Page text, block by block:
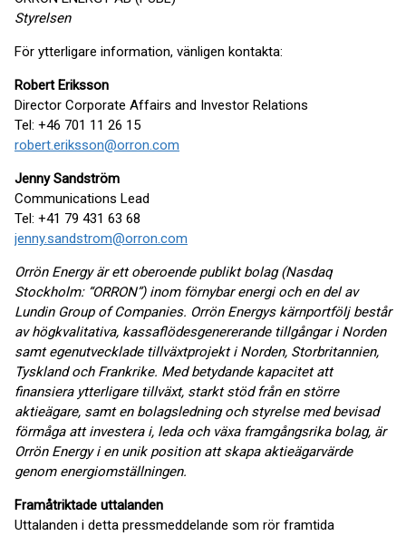
Styrelsen
För ytterligare information, vänligen kontakta:
Robert Eriksson
Director Corporate Affairs and Investor Relations
Tel: +46 701 11 26 15
robert.eriksson@orron.com
Jenny Sandström
Communications Lead
Tel: +41 79 431 63 68
jenny.sandstrom@orron.com
Orrön Energy är ett oberoende publikt bolag (Nasdaq
Stockholm: “ORRON”) inom förnybar energi och en del av
Lundin Group of Companies. Orrön Energys kärnportfölj består
av högkvalitativa, kassaflödesgenererande tillgångar i Norden
samt egenutvecklade tillväxtprojekt i Norden, Storbritannien,
Tyskland och Frankrike. Med betydande kapacitet att
finansiera ytterligare tillväxt, starkt stöd från en större
aktieägare, samt en bolagsledning och styrelse med bevisad
förmåga att investera i, leda och växa framgångsrika bolag, är
Orrön Energy i en unik position att skapa aktieägarvärde
genom energiomställningen.
Framåtriktade uttalanden
Uttalanden i detta pressmeddelande som rör framtida